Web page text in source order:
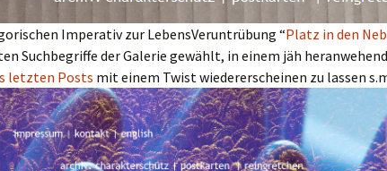
Imperativ zur LebensVeruntrübung “Platz in den
Suchbegriffe der Galerie gewählt, in einem jäh
letzten Posts mit einem Twist wiedererscheinen zu lassen